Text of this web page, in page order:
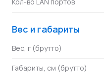
Вес и габариты
Вес, г (брутто)
Габариты, см (брутто)